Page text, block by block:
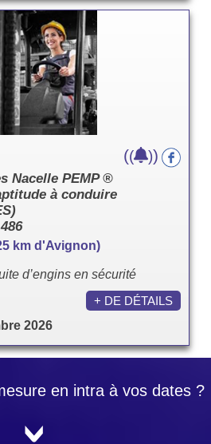
Nacelle PEMP ®
à conduire
km d'Avignon)
d’engins en sécurité
2026
(( ))
+ DE DÉTAILS
en intra à vos dates ?
<